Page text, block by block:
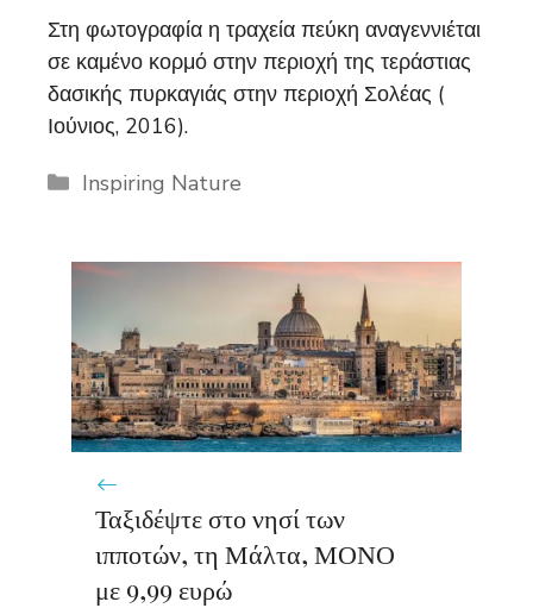
Στη φωτογραφία η τραχεία πεύκη αναγεννιέται
σε καμένο κορμό στην περιοχή της τεράστιας
δασικής πυρκαγιάς στην περιοχή Σολέας (
Ιούνιος, 2016).
Categories
Inspiring Nature
Ταξιδέψτε στο νησί των
ιπποτών, τη Μάλτα, ΜΟΝΟ
με 9,99 ευρώ